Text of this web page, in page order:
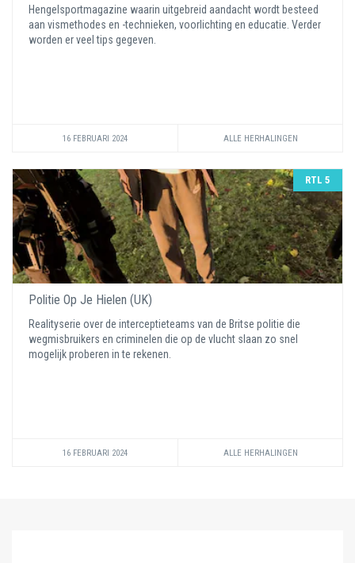
Hengelsportmagazine waarin uitgebreid aandacht wordt besteed
aan vismethodes en -technieken, voorlichting en educatie. Verder
worden er veel tips gegeven.
16 FEBRUARI 2024 ALLE HERHALINGEN
RTL 5
Politie Op Je Hielen (UK)
Realityserie over de interceptieteams van de Britse politie die
wegmisbruikers en criminelen die op de vlucht slaan zo snel
mogelijk proberen in te rekenen.
16 FEBRUARI 2024 ALLE HERHALINGEN